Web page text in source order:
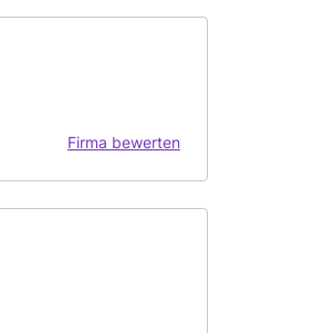
Firma bewerten